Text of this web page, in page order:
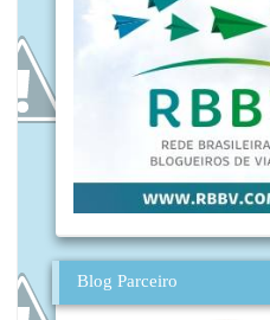
Blog Parceiro